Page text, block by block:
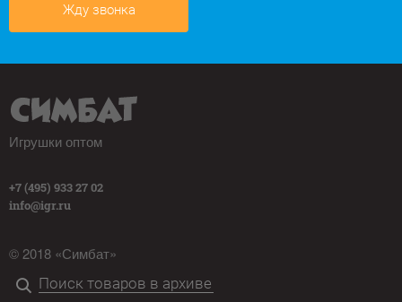
Жду звонка
Игрушки оптом
+7 (495) 933 27 02
info@igr.ru
© 2018 «Симбат»